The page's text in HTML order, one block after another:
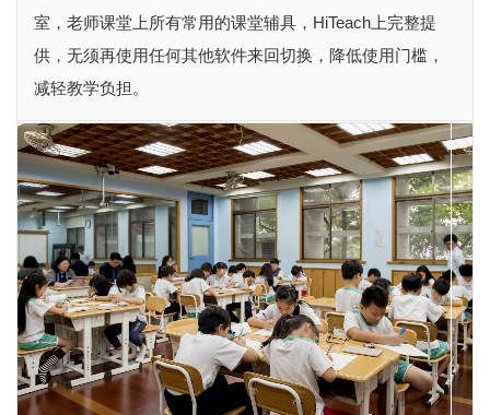
室，老师课堂上所有常用的课堂辅具，HiTeach上完整提
供，无须再使用任何其他软件来回切换，降低使用门槛，
减轻教学负担。